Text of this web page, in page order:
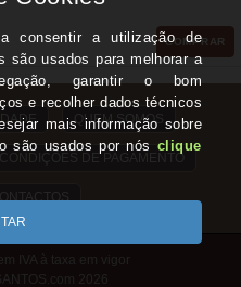
COMPRAR
QUEM SOMOS
CONDIÇÕES DE PAGAMENTO
IVA à taxa em vigor
2026